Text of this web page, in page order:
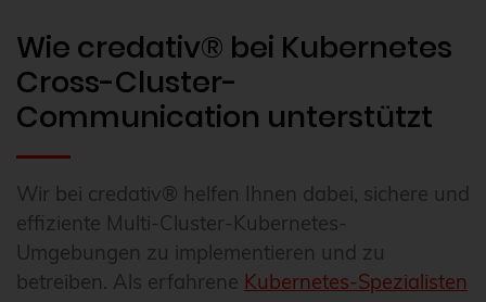
Wie credativ® bei Kubernetes
Cross-Cluster-
Communication unterstützt
Wir bei credativ® helfen Ihnen dabei, sichere und
effiziente Multi-Cluster-Kubernetes-
Umgebungen zu implementieren und zu
betreiben. Als erfahrene Kubernetes-Spezialisten